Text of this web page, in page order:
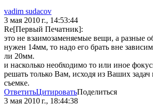
vadim sudacov
3 мая 2010 г., 14:53:44
Re[Первый Печатник]:
это не взаимозаменяемые вещи, а разные
нужен 14мм, то надо его брать вне
ли 20мм.
и насколько необходимо то или иное
решать только Вам, исходя из Ваших
съемке.
ОтветитьЦитироватьПоделиться
3 мая 2010 г., 18:44:38